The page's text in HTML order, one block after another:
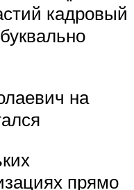
кадровый
на
прямо